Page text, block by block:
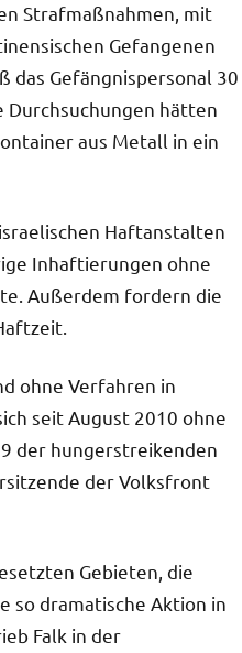
Strafmaßnahmen, mit
Gefangenen
das Gefängnispersonal 30
Durchsuchungen hätten
aus Metall in ein
Haftanstalten
Inhaftierungen ohne
Außerdem fordern die
ohne Verfahren in
seit August 2010 ohne
der hungerstreikenden
der Volksfront
Gebieten, die
so dramatische Aktion in
Falk in der